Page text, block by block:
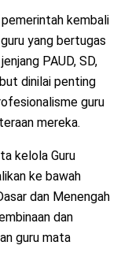
pemerintah kembali
yang bertugas
PAUD, SD,
dinilai penting
guru
mereka.
kelola Guru
ke bawah
dan Menengah
dan
guru mata